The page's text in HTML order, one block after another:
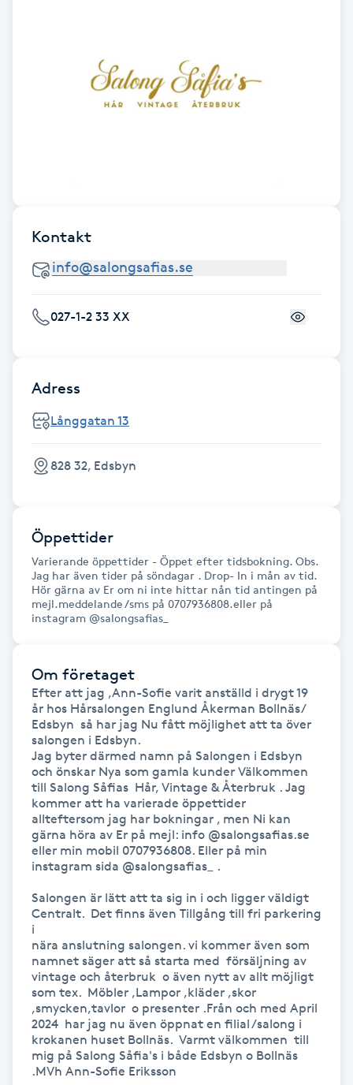
Fransförlängning
Fransförlängning Megavolym
Fransförlängning Volym
Fransrengöring
Frekvensterapi
Friskvård
Friskvårdsmassage
Frisör
Färgning
Föning
Gel naglar
Gelenaglar
Gellack
Gellack med förstärkning
Gravidmassage
Gravidyoga
Gruppträning
Kontakt
027-1-2 33 XX
Adress
Långgatan 13
828 32, Edsbyn
Öppettider
Varierande öppettider - Öppet efter tidsbokning. Obs.
Jag har även tider på söndagar . Drop- In i mån av tid.
Hör gärna av Er om ni inte hittar nån tid antingen på
mejl.meddelande /sms på 0707936808.eller på
instagram @salongsafias_
Om företaget
Efter att jag ,Ann-Sofie varit anställd i drygt 19
år hos Hårsalongen Englund Åkerman Bollnäs/
Edsbyn  så har jag Nu fått möjlighet att ta över
salongen i Edsbyn.
Jag byter därmed namn på Salongen i Edsbyn
och önskar Nya som gamla kunder Välkommen
till Salong Såfias  Hår, Vintage & Återbruk . Jag
kommer att ha varierade öppettider
allteftersom jag har bokningar , men Ni kan
gärna höra av Er på mejl: info @salongsafias.se
eller min mobil 0707936808. Eller på min
instagram sida @salongsafias_ .
Salongen är lätt att ta sig in i och ligger väldigt
Centralt.  Det finns även Tillgång till fri parkering
i
nära anslutning salongen. vi kommer även som
namnet säger att så starta med  försäljning av
vintage och återbruk  o även nytt av allt möjligt
som tex.  Möbler ,Lampor ,kläder ,skor
,smycken,tavlor  o presenter .Från och med April
2024  har jag nu även öppnat en filial /salong i
krokanen huset Bollnäs.  Varmt välkommen  till
mig på Salong Såfia's i både Edsbyn o Bollnäs
.MVh Ann-Sofie Eriksson